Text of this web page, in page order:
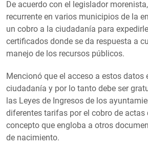
De acuerdo con el legislador
recurrente en varios municipios de la
un cobro a la ciudadanía para
certificados donde se da respuesta a
manejo de los recursos públicos.
Mencionó que el acceso a estos datos
ciudadanía y por lo tanto debe ser
las Leyes de Ingresos de los
diferentes tarifas por el cobro de actas
concepto que engloba a otros
de nacimiento.